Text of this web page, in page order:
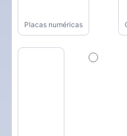
Placas numéricas